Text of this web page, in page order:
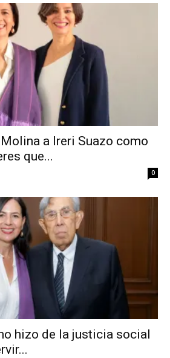
a Ireri Suazo como
que...
0
hizo de la justicia social